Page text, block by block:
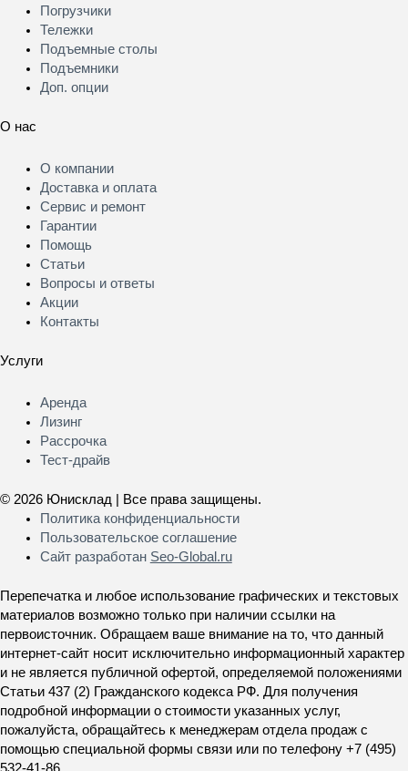
Погрузчики
Тележки
Подъемные столы
Подъемники
Доп. опции
О нас
Меню
О компании
Доставка и оплата
Сервис и ремонт
Гарантии
Помощь
Статьи
Вопросы и ответы
Акции
Контакты
Услуги
Меню
Аренда
Лизинг
Рассрочка
Тест-драйв
© 2026 Юнисклад | Все права защищены.
Политика конфиденциальности
Пользовательское соглашение
Сайт разработан Seo-Global.ru
Перепечатка и любое использование графических и текстовых
материалов возможно только при наличии ссылки на
первоисточник. Обращаем ваше внимание на то, что данный
интернет-сайт носит исключительно информационный характер
и не является публичной офертой, определяемой положениями
Статьи 437 (2) Гражданского кодекса РФ. Для получения
подробной информации о стоимости указанных услуг,
пожалуйста, обращайтесь к менеджерам отдела продаж с
помощью специальной формы связи или по телефону +7 (495)